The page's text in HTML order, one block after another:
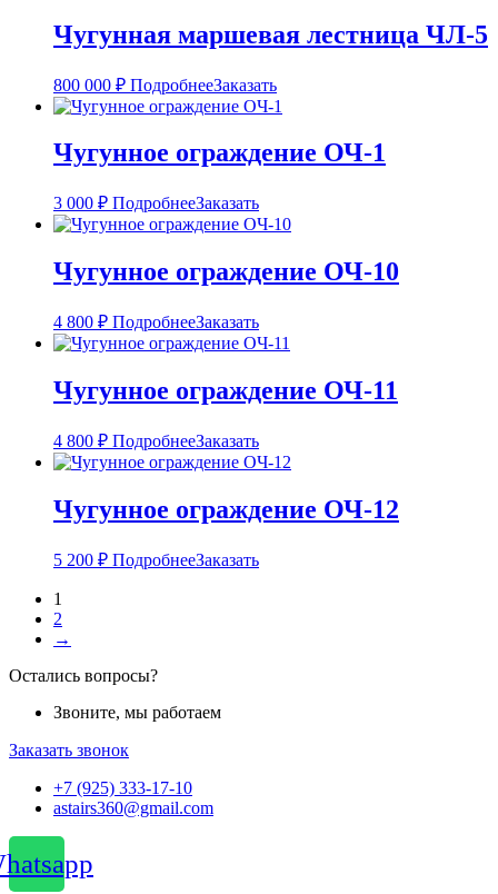
Чугунная маршевая лестница ЧЛ-5
800 000 ₽ ПодробнееЗаказать
Чугунное ограждение ОЧ-1
3 000 ₽ ПодробнееЗаказать
Чугунное ограждение ОЧ-10
4 800 ₽ ПодробнееЗаказать
Чугунное ограждение ОЧ-11
4 800 ₽ ПодробнееЗаказать
Чугунное ограждение ОЧ-12
5 200 ₽ ПодробнееЗаказать
1
2
→
Остались вопросы?
Звоните, мы работаем
Заказать звонок
+7 (925) 333-17-10
astairs360@gmail.com